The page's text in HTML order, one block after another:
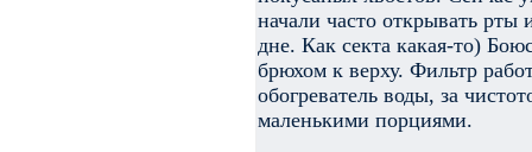
начали часто открывать рты
дне. Как секта какая-то)
брюхом к верху. Фильтр
обогреватель воды, за
маленькими порциями.